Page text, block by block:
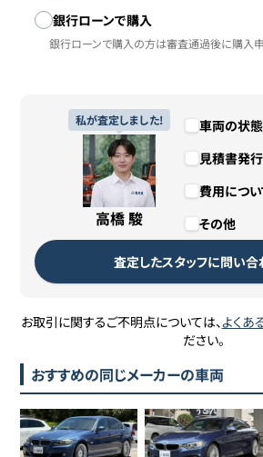
銀行ローンで購入
銀行ローンで購入の方は審査通過後に購入申
私が査定しました!
高橋 駿
車両の状
見積書発行
費用につい
その他
査定したスタッフに問い合
お取引に関するご不明点については、よくあ
ださい。
おすすめの同じメーカーの車両